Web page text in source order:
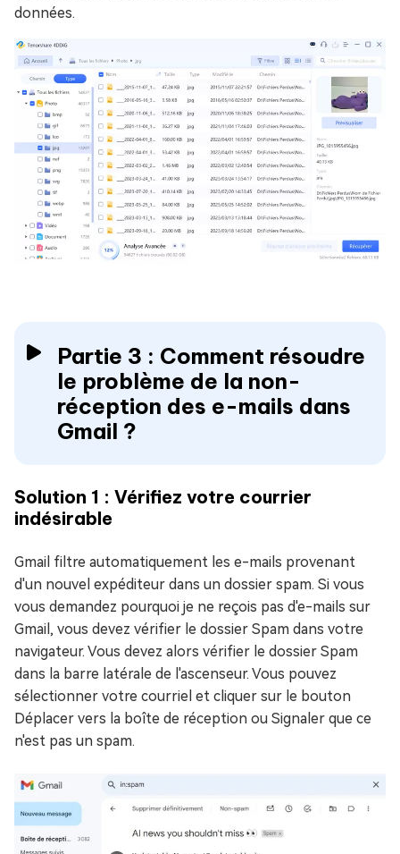
données.
Partie 3 : Comment résoudre
le problème de la non-
réception des e-mails dans
Gmail ?
Solution 1 : Vérifiez votre courrier
indésirable
Gmail filtre automatiquement les e-mails provenant
d'un nouvel expéditeur dans un dossier spam. Si vous
vous demandez pourquoi je ne reçois pas d'e-mails sur
Gmail, vous devez vérifier le dossier Spam dans votre
navigateur. Vous devez alors vérifier le dossier Spam
dans la barre latérale de l'ascenseur. Vous pouvez
sélectionner votre courriel et cliquer sur le bouton
Déplacer vers la boîte de réception ou Signaler que ce
n'est pas un spam.